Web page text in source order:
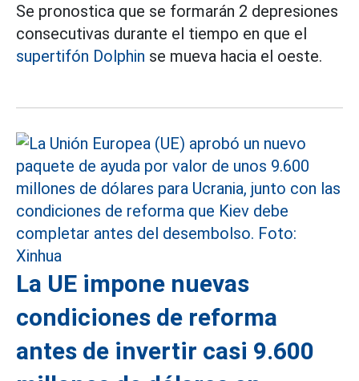
Se pronostica que se formarán 2 depresiones
consecutivas durante el tiempo en que el
supertifón Dolphin se mueva hacia el oeste.
La UE impone nuevas
condiciones de reforma
antes de invertir casi 9.600